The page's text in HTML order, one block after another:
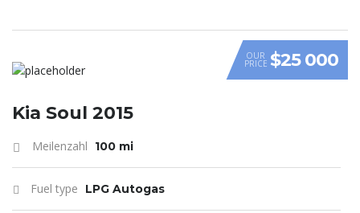
VIDEO
OUR
PRICE $25 000
Kia Soul 2015
Meilenzahl 100 mi
Fuel type LPG Autogas